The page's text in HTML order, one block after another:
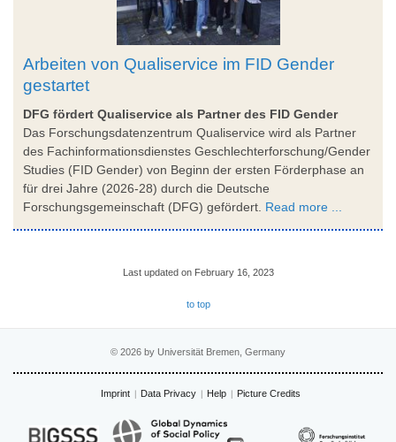
Arbeiten von Qualiservice im FID Gender
gestartet
DFG fördert Qualiservice als Partner des FID Gender
Das Forschungsdatenzentrum Qualiservice wird als Partner
des Fachinformationsdienstes Geschlechterforschung/Gender
Studies (FID Gender) von Beginn der ersten Förderphase an
für drei Jahre (2026-28) durch die Deutsche
Forschungsgemeinschaft (DFG) gefördert. Read more ...
Last updated on February 16, 2023
to top
© 2026 by Universität Bremen, Germany
Imprint Data Privacy Help Picture Credits